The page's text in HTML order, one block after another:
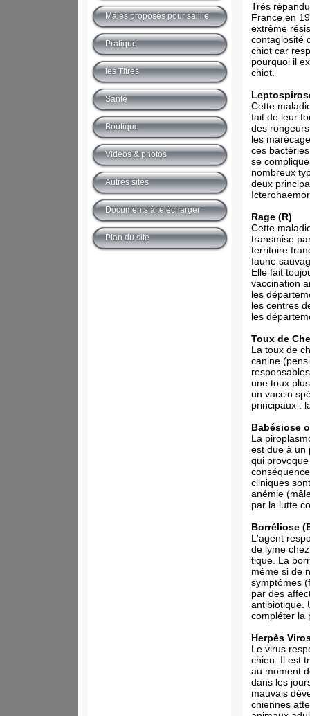
Très
France en
extrême
contagiosité
chiot car
pourquoi il
chiot.
Cette
fait de leur
des
les
ces
se
nombreux
deux
Rage (R)
Cette
transmise
territoire
faune
Elle fait
vaccination
les
les centres
les
Toux de
La toux de
canine
une toux
un vaccin
principaux :
Babésiose
La
est due à un
qui
cliniques
anémie
par la lutte
Borréliose
L'agent
de lyme
tique. La
même si de
symptômes
par des
antibiotique.
compléter la
Herpès
Le virus
chien. Il est
au moment
dans les
mauvais
chiennes
Mâles proposés pour saillie
Pratique
les Titres
Santé
Boutique
Videos & photos
Autres sites
Documents à télécharger
Plan du site